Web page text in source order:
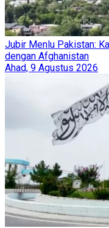
Jubir Menlu Pakistan:
dengan Afghanistan
Ahad, 9 Agustus 2026